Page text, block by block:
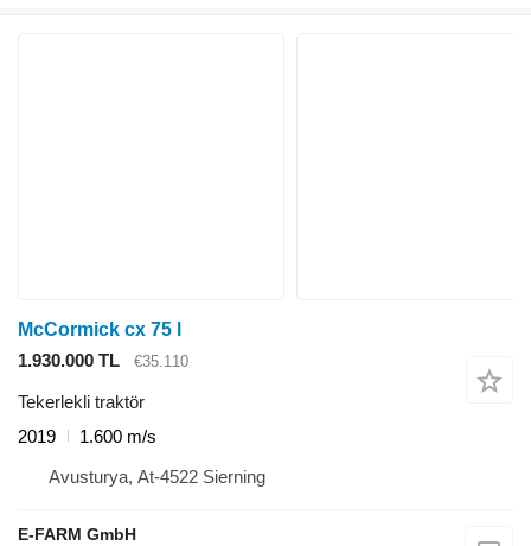
McCormick cx 75 l
1.930.000 TL
€35.110
Tekerlekli traktör
2019
1.600 m/s
Avusturya, At-4522 Sierning
E-FARM GmbH